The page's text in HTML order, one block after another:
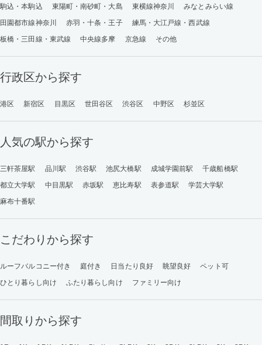
駒込・本駒込
東陽町・南砂町・大島 東横線神奈川
みなとみらい線
田園都市線神奈川
赤羽・十条・王子
練馬・大江戸線・西武線
板橋・三田線・東武線
中央線多摩 京急線 その他
行政区から探す
港区 新宿区 目黒区 世田谷区 渋谷区 中野区 杉並区
人気の駅から探す
三軒茶屋駅 品川駅 渋谷駅 池尻大橋駅 成城学園前駅
千歳船橋駅
都立大学駅
中目黒駅 赤坂駅 恵比寿駅 表参道駅
学芸大学駅
麻布十番駅
こだわりから探す
ルーフバルコニー付き 庭付き 日当たり良好 眺望良好
ペット可
ひとり暮らし向け
ふたり暮らし向け ファミリー向け
間取りから探す